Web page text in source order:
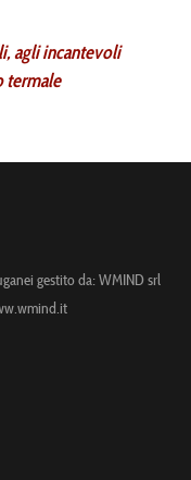
agli incantevoli
termale
gestito da: WMIND srl